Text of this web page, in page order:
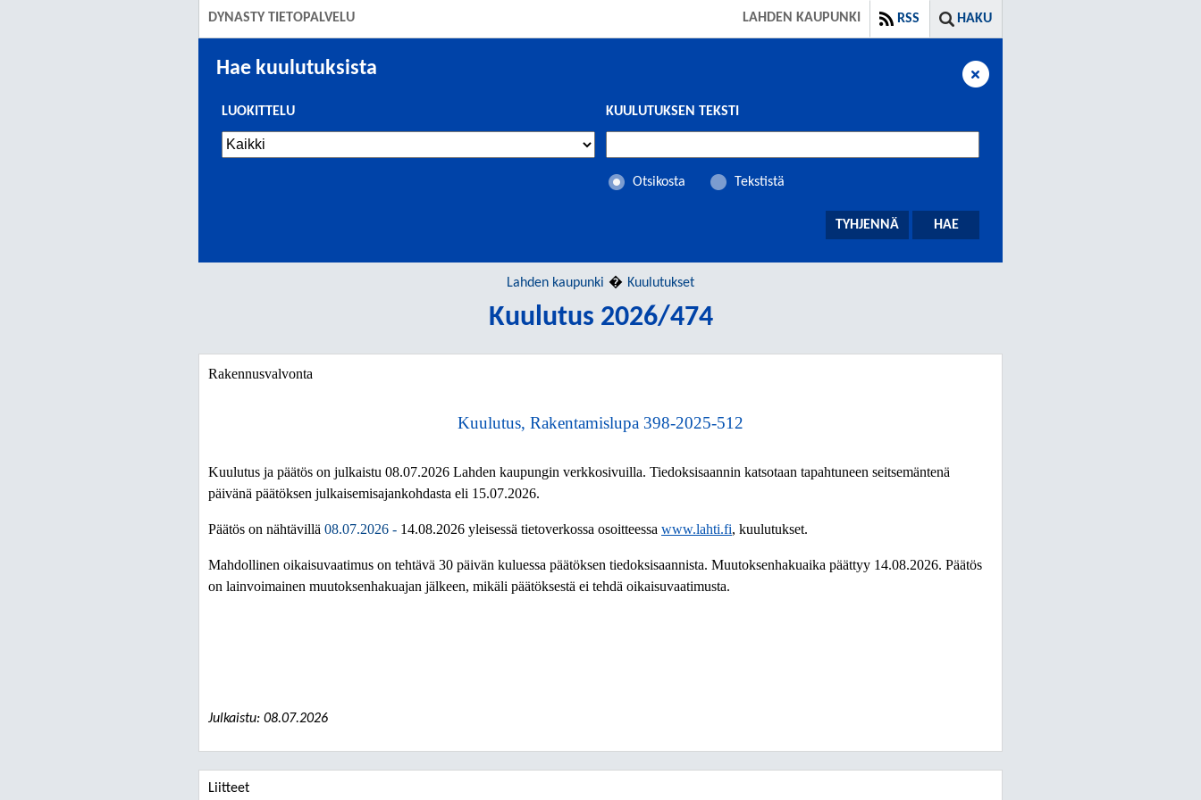
DYNASTY TIETOPALVELU HAKU
RSS
LAHDEN KAUPUNKI
Hae kuulutuksista
LUOKITTELU KUULUTUKSEN TEKSTI
Otsikosta Tekstistä
Lahden kaupunki Kuulutukset
Kuulutus 2026/474
Rakennusvalvonta
Kuulutus, Rakentamislupa 398-2025-512
Kuulutus ja päätös on julkaistu 08.07.2026 Lahden kaupungin verkkosivuilla. Tiedoksisaannin katsotaan tapahtuneen seitsemäntenä
päivänä päätöksen julkaisemisajankohdasta eli 15.07.2026.
Päätös on nähtävillä 08.07.2026 - 14.08.2026 yleisessä tietoverkossa osoitteessa www.lahti.fi, kuulutukset.
Mahdollinen oikaisuvaatimus on tehtävä 30 päivän kuluessa päätöksen tiedoksisaannista. Muutoksenhakuaika päättyy 14.08.2026. Päätös
on lainvoimainen muutoksenhakuajan jälkeen, mikäli päätöksestä ei tehdä oikaisuvaatimusta.
Julkaistu: 08.07.2026
Liitteet